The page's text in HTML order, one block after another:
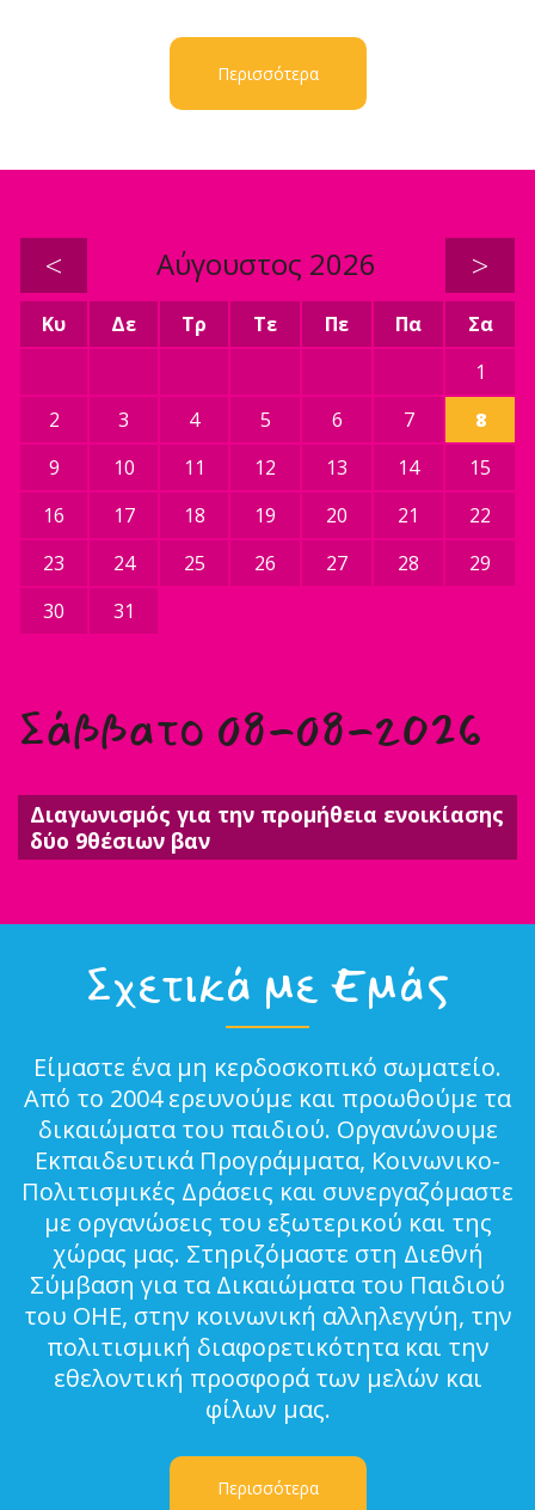
Περισσότερα
< Αύγουστος 2026 >
Κυ Δε Τρ Τε Πε Πα
Σα
1
2
3 4 5 6 7
8
9
10 11 12 13 14
15
16
17 18 19 20 21
22
23
24 25 26 27 28
29
30
31
Σάββατο 08-08-2026
Διαγωνισμός για την προμήθεια ενοικίασης
δύο 9θέσιων βαν
Σχετικά με Εμάς
Είμαστε ένα μη κερδοσκοπικό σωματείο.
Από το 2004 ερευνούμε και προωθούμε τα
δικαιώματα του παιδιού. Οργανώνουμε
Εκπαιδευτικά Προγράμματα, Κοινωνικο-
Πολιτισμικές Δράσεις και συνεργαζόμαστε
με οργανώσεις του εξωτερικού και της
χώρας μας. Στηριζόμαστε στη Διεθνή
Σύμβαση για τα Δικαιώματα του Παιδιού
του ΟΗΕ, στην κοινωνική αλληλεγγύη, την
πολιτισμική διαφορετικότητα και την
εθελοντική προσφορά των μελών και
φίλων μας.
Περισσότερα